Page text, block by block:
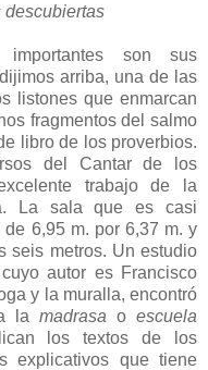
son sus
arriba, una de las
listones que enmarcan
fragmentos del salmo
libro de los proverbios.
del Cantar de los
trabajo de la
La sala que es casi
6,95 m. por 6,37 m. y
seis metros. Un estudio
autor es Francisco
y la muralla, encontró
lamadrasa oescuela
los textos de los
explicativos que tiene